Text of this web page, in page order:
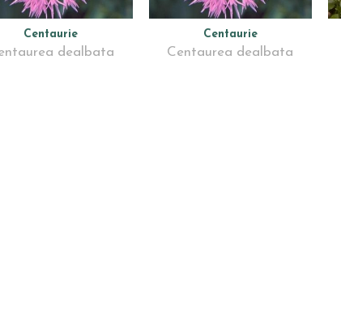
Centaurie
dealbata
Centaurie
Centaurea dealbata